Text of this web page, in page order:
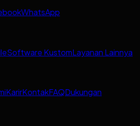
WhatsApp
Software KustomLayanan Lainnya
KarirKontakFAQDukungan